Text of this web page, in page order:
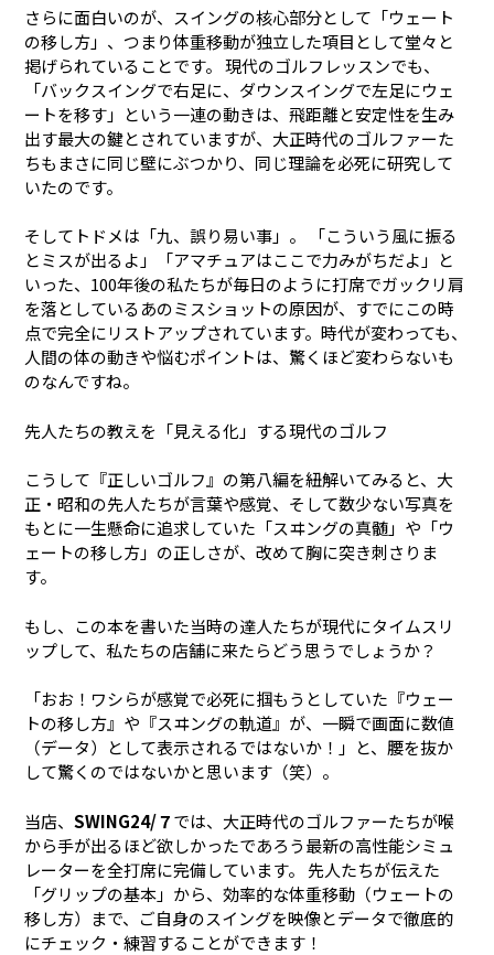
さらに面白いのが、スイングの核心部分として「ウェート
の移し方」、つまり体重移動が独立した項目として堂々と
掲げられていることです。 現代のゴルフレッスンでも、
「バックスイングで右足に、ダウンスイングで左足にウェ
ートを移す」という一連の動きは、飛距離と安定性を生み
出す最大の鍵とされていますが、大正時代のゴルファーた
ちもまさに同じ壁にぶつかり、同じ理論を必死に研究して
いたのです。
そしてトドメは「九、誤り易い事」。 「こういう風に振る
とミスが出るよ」「アマチュアはここで力みがちだよ」と
いった、100年後の私たちが毎日のように打席でガックリ肩
を落としているあのミスショットの原因が、すでにこの時
点で完全にリストアップされています。時代が変わっても、
人間の体の動きや悩むポイントは、驚くほど変わらないも
のなんですね。
先人たちの教えを「見える化」する現代のゴルフ
こうして『正しいゴルフ』の第八編を紐解いてみると、大
正・昭和の先人たちが言葉や感覚、そして数少ない写真を
もとに一生懸命に追求していた「スヰングの真髄」や「ウ
ェートの移し方」の正しさが、改めて胸に突き刺さりま
す。
もし、この本を書いた当時の達人たちが現代にタイムスリ
ップして、私たちの店舗に来たらどう思うでしょうか？
「おお！ワシらが感覚で必死に掴もうとしていた『ウェー
トの移し方』や『スヰングの軌道』が、一瞬で画面に数値
（データ）として表示されるではないか！」と、腰を抜か
して驚くのではないかと思います（笑）。
当店、SWING24/７では、大正時代のゴルファーたちが喉
から手が出るほど欲しかったであろう最新の高性能シミュ
レーターを全打席に完備しています。 先人たちが伝えた
「グリップの基本」から、効率的な体重移動（ウェートの
移し方）まで、ご自身のスイングを映像とデータで徹底的
にチェック・練習することができます！